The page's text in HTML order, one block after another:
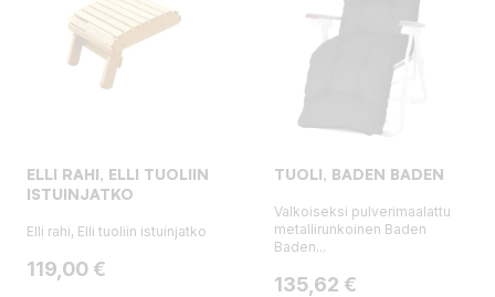
ELLI RAHI, ELLI TUOLIIN
ISTUINJATKO
Elli rahi, Elli tuoliin istuinjatko
Hinta
119,00 €
TUOLI, BADEN BADEN
Valkoiseksi pulverimaalattu
metallirunkoinen Baden
Baden...
Hinta
135,62 €